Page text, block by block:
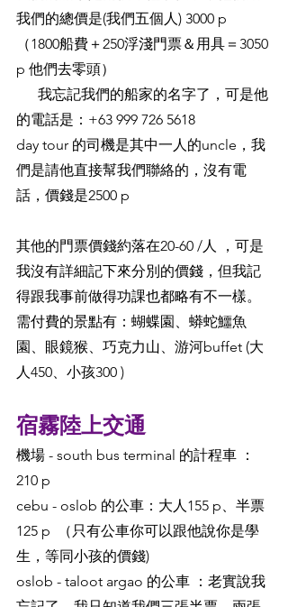
我們的總價是(我們五個人) 3000 p
（1800船費＋250浮淺門票＆用具＝3050
p 他們去零頭）
的電話是：+63 999 726 5618
day tour 的司機是其中一人的uncle，我
們是請他直接幫我們聯絡的，沒有電
話，價錢是2500 p
其他的門票價錢約落在20-60 /人 ，可是
我沒有詳細記下來分別的價錢，但我記
得跟我事前做得功課也都略有不一樣。
需付費的景點有：蝴蝶園、蟒蛇鱷魚
園、眼鏡猴、巧克力山、游河buffet (大
人450、小孩300 )
宿霧陸上交通
機場 - south bus terminal 的計程車 ：
210 p
cebu - oslob 的公車：大人155 p、半票
125 p  （只有公車你可以跟他說你是學
生，等同小孩的價錢)
oslob - taloot argao 的公車 ：老實說我